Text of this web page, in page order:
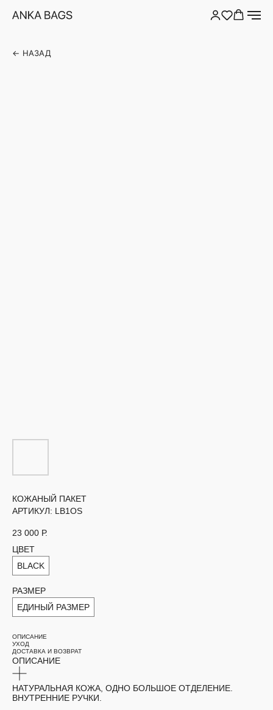
← НАЗАД
КОЖАНЫЙ ПАКЕТ
АРТИКУЛ: LB1OS
23 000 Р.
ЦВЕТ
BLACK
РАЗМЕР
ЕДИНЫЙ РАЗМЕР
ОПИСАНИЕ
УХОД
ДОСТАВКА И ВОЗВРАТ
ОПИСАНИЕ
НАТУРАЛЬНАЯ КОЖА, ОДНО БОЛЬШОЕ ОТДЕЛЕНИЕ.
ВНУТРЕННИЕ РУЧКИ.